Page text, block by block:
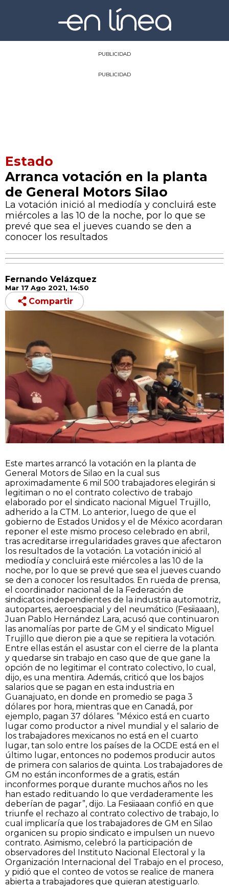
PUBLICIDAD
PUBLICIDAD
Estado
Arranca votación en la planta
de General Motors Silao
La votación inició al mediodía y concluirá este
miércoles a las 10 de la noche, por lo que se
prevé que sea el jueves cuando se den a
conocer los resultados
Fernando Velázquez
Mar 17 Ago 2021, 14:50
Compartir
Este martes arrancó la votación en la planta de
General Motors de Silao en la cual sus
aproximadamente 6 mil 500 trabajadores elegirán si
legitiman o no el contrato colectivo de trabajo
elaborado por el sindicato nacional Miguel Trujillo,
adherido a la CTM. Lo anterior, luego de que el
gobierno de Estados Unidos y el de México acordaran
reponer el este mismo proceso celebrado en abril,
tras acreditarse irregularidades graves que afectaron
los resultados de la votación. La votación inició al
mediodía y concluirá este miércoles a las 10 de la
noche, por lo que se prevé que sea el jueves cuando
se den a conocer los resultados. En rueda de prensa,
el coordinador nacional de la Federación de
sindicatos independientes de la industria automotriz,
autopartes, aeroespacial y del neumático (Fesiiaaan),
Juan Pablo Hernández Lara, acusó que continuaron
las anomalías por parte de GM y el sindicato Miguel
Trujillo que dieron pie a que se repitiera la votación.
Entre ellas están el asustar con el cierre de la planta
y quedarse sin trabajo en caso que de que gane la
opción de no legitimar el contrato colectivo, lo cual,
dijo, es una mentira. Además, criticó que los bajos
salarios que se pagan en esta industria en
Guanajuato, en donde en promedio se paga 3
dólares por hora, mientras que en Canadá, por
ejemplo, pagan 37 dólares. “México está en cuarto
lugar como productor a nivel mundial y el salario de
los trabajadores mexicanos no está en el cuarto
lugar, tan solo entre los países de la OCDE está en el
último lugar, entonces no podemos producir autos
de primera con salarios de quinta. Los trabajadores de
GM no están inconformes de a gratis, están
inconformes porque durante muchos años no les
han estado redituando lo que verdaderamente les
deberían de pagar”, dijo. La Fesiiaaan confió en que
triunfe el rechazo al contrato colectivo de trabajo, lo
cual implicaría que los trabajadores de GM en Silao
organicen su propio sindicato e impulsen un nuevo
contrato. Asimismo, celebró la participación de
observadores del Instituto Nacional Electoral y la
Organización Internacional del Trabajo en el proceso,
y pidió que el conteo de votos se realice de manera
abierta a trabajadores que quieran atestiguarlo.